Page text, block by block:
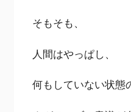
そもそも、
人間はやっぱし、
何もしていない状態